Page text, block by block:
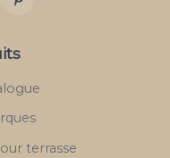
terrasse